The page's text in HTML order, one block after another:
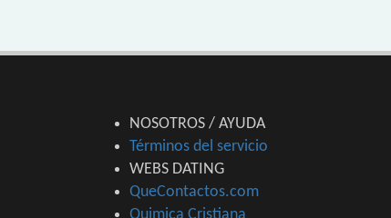
NOSOTROS / AYUDA
Términos del servicio
WEBS DATING
QueContactos.com